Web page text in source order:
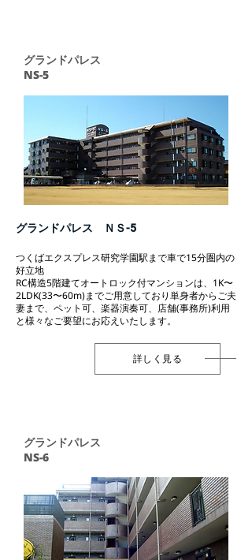
グランドパレス
NS-5
グランドパレス ＮＳ-5
つくばエクスプレス研究学園駅まで車で15分圏内の
好立地
RC構造5階建てオートロック付マンションは、1K〜
2LDK(33〜60m)までご用意しており単身者からご夫
妻まで、ペット可、楽器演奏可、店舗(事務所)利用
と様々なご要望にお応えいたします。
詳しく見る
グランドパレス
NS-6